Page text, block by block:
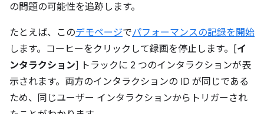
の問題の可能性を追跡します。
たとえば、このデモページでパフォーマンスの記録を開始
します。コーヒーをクリックして録画を停止します。[イ
ンタラクション] トラックに 2 つのインタラクションが表
示されます。両方のインタラクションの ID が同じである
ため、同じユーザー インタラクションからトリガーされ